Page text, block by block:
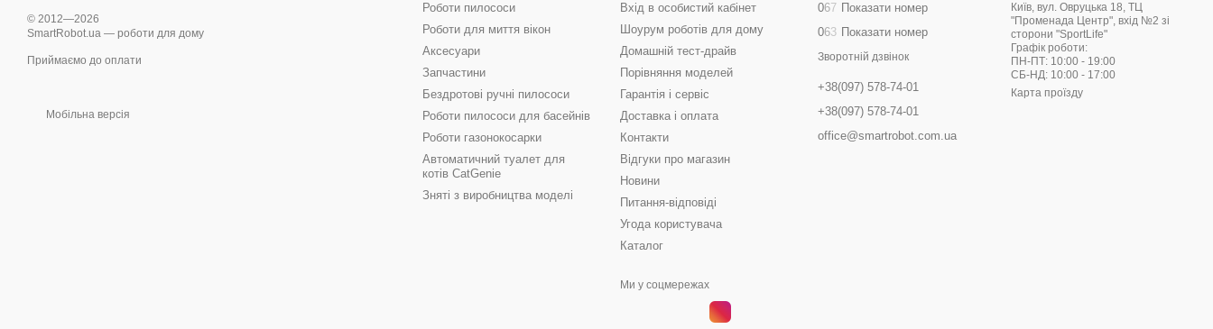
© 2012—2026
SmartRobot.ua — роботи для дому
Приймаємо до оплати
Мобільна версія
Роботи пилососи
Роботи для миття вікон
Аксесуари
Запчастини
Бездротові ручні пилососи
Роботи пилососи для басейнів
Роботи газонокосарки
Автоматичний туалет для
котів CatGenie
Зняті з виробництва моделі
Вхід в особистий кабінет
Шоурум роботів для дому
Домашній тест-драйв
Порівняння моделей
Гарантія і сервіс
Доставка і оплата
Контакти
Відгуки про магазин
Новини
Питання-відповіді
Угода користувача
Каталог
Ми у соцмережах
067 Показати номер
063 Показати номер
Зворотній дзвінок
+38(097) 578-74-01
+38(097) 578-74-01
office@smartrobot.com.ua
Київ, вул. Овруцька 18, ТЦ
"Променада Центр", вхід №2 зі
сторони "SportLife"
Графік роботи:
ПН-ПТ: 10:00 - 19:00
СБ-НД: 10:00 - 17:00
Карта проїзду